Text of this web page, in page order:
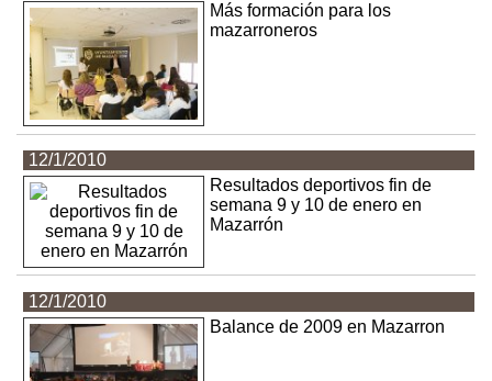
Más formación para los
mazarroneros
12/1/2010
Resultados deportivos fin de
semana 9 y 10 de enero en
Mazarrón
12/1/2010
Balance de 2009 en Mazarron